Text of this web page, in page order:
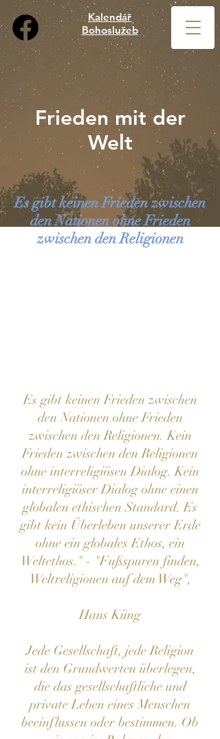
Kalendář
Bohoslužeb
Frieden mit der
Welt
Es gibt keinen Frieden zwischen
den Nationen ohne Frieden
zwischen den Religionen. Kein
Frieden zwischen den Religionen
ohne interreligiösen Dialog. Kein
interreligiöser Dialog ohne einen
globalen ethischen Standard. Es
gibt kein Überleben unserer Erde
ohne ein globales Ethos, ein
Weltethos." - "Fußspuren finden,
Weltreligionen auf dem Weg",
Hans Küng
Jede Gesellschaft, jede Religion
ist den Grundwerten überlegen,
die das gesellschaftliche und
private Leben eines Menschen
beeinflussen oder bestimmen. Ob
Es gibt keinen Frieden zwischen
den Nationen ohne Frieden
zwischen den Religionen